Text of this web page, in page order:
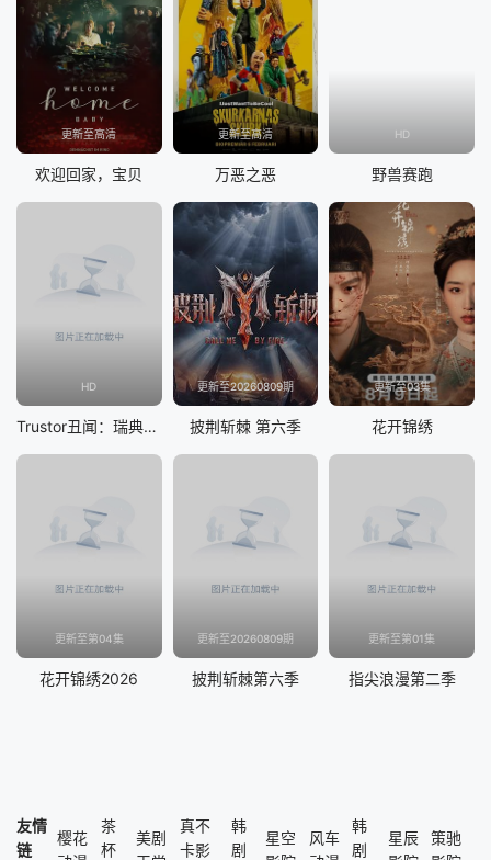
更新至高清
欢迎回家，宝贝
更新至高清
万恶之恶
HD
野兽赛跑
HD
Trustor丑闻：瑞典金融案内幕
更新至20260809期
披荆斩棘 第六季
更新至03集
花开锦绣
更新至第04集
花开锦绣2026
更新至20260809期
披荆斩棘第六季
更新至第01集
指尖浪漫第二季
友情
链
樱花
茶
杯
美剧
真不
卡影
韩
剧
星空
风车
韩
剧
星辰
策驰